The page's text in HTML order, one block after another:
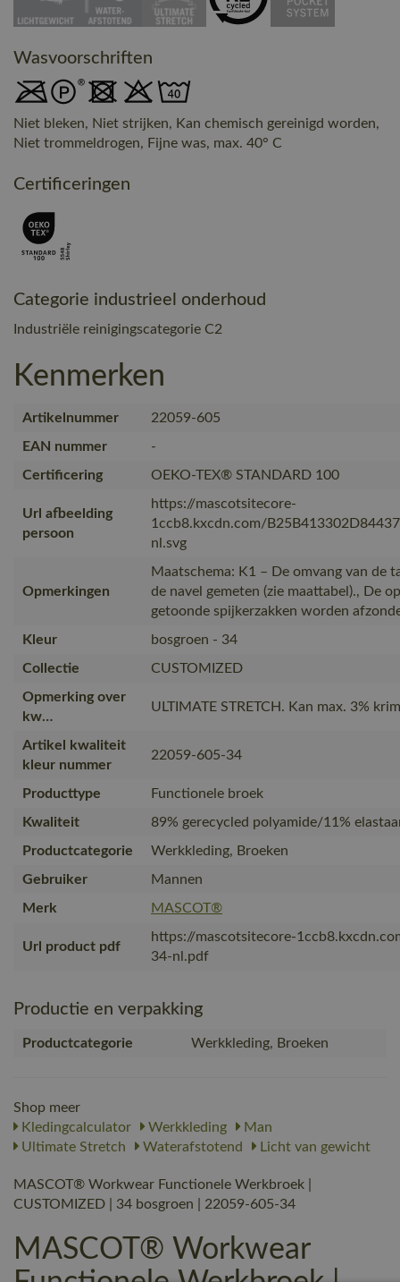
Wasvoorschriften
Niet bleken, Niet strijken, Kan chemisch gereinigd worden,
Niet trommeldrogen, Fijne was, max. 40° C
Certificeringen
Categorie industrieel onderhoud
Industriële reinigingscategorie C2
Kenmerken
Artikelnummer
22059-605
EAN nummer
-
Certificering
OEKO-TEX® STANDARD 100
Url afbeelding
persoon
https://mascotsitecore-
1ccb8.kxcdn.com/
nl.svg
Opmerkingen
Maatschema: K1 – De omvang van de
de navel gemeten (zie maattabel)., De
getoonde spijkerzakken worden
Kleur
bosgroen - 34
Collectie
CUSTOMIZED
Opmerking over
kw…
ULTIMATE STRETCH. Kan max. 3%
Artikel kwaliteit
kleur nummer
22059-605-34
Producttype
Functionele broek
Kwaliteit
89% gerecycled polyamide/11%
Productcategorie
Werkkleding, Broeken
Gebruiker
Mannen
Merk
MASCOT®
Url product pdf
https://mascotsitecore-
34-nl.pdf
Productie en verpakking
Productcategorie Werkkleding, Broeken
Shop meer
Kledingcalculator
Werkkleding
Man
Ultimate Stretch
Waterafstotend Licht van gewicht
MASCOT® Workwear Functionele Werkbroek |
CUSTOMIZED | 34 bosgroen | 22059-605-34
MASCOT® Workwear